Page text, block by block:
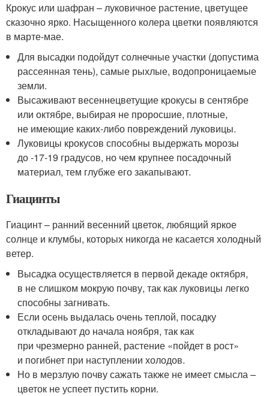
Крокус или шафран – луковичное растение, цветущее
сказочно ярко. Насыщенного колера цветки появляются
в марте-мае.
Для высадки подойдут солнечные участки (допустима
рассеянная тень), самые рыхлые, водопроницаемые
земли.
Высаживают весеннецветущие крокусы в сентябре
или октябре, выбирая не проросшие, плотные,
не имеющие каких-либо повреждений луковицы.
Луковицы крокусов способны выдержать морозы
до -17-19 градусов, но чем крупнее посадочный
материал, тем глубже его закапывают.
Гиацинты
Гиацинт – ранний весенний цветок, любящий яркое
солнце и клумбы, которых никогда не касается холодный
ветер.
Высадка осуществляется в первой декаде октября,
в не слишком мокрую почву, так как луковицы легко
способны загнивать.
Если осень выдалась очень теплой, посадку
откладывают до начала ноября, так как
при чрезмерно ранней, растение «пойдет в рост»
и погибнет при наступлении холодов.
Но в мерзлую почву сажать также не имеет смысла –
цветок не успеет пустить корни.